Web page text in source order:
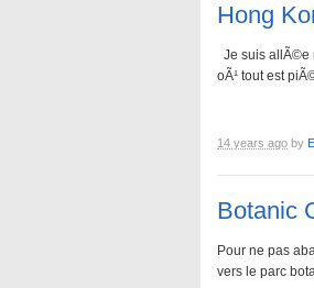
Hong
Je suis allÃ©e
oÃ¹ tout est
14 years ago by
Botanic
Pour ne pas
vers le parc